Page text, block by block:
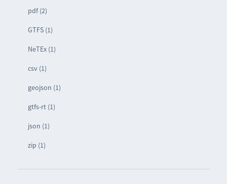
pdf (2)
GTFS (1)
NeTEx (1)
csv (1)
geojson (1)
gtfs-rt (1)
json (1)
zip (1)